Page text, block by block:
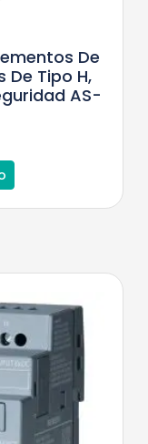
De
Tipo H,
AS-